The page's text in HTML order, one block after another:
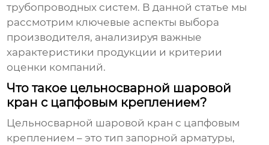
трубопроводных систем. В данной статье мы
рассмотрим ключевые аспекты выбора
производителя, анализируя важные
характеристики продукции и критерии
оценки компаний.
Что такое цельносварной шаровой
кран с цапфовым креплением?
Цельносварной шаровой кран с цапфовым
креплением – это тип запорной арматуры,